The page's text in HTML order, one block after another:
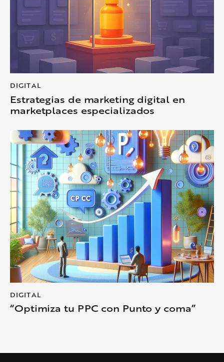
DIGITAL
Estrategias de marketing digital en
marketplaces especializados
DIGITAL
“Optimiza tu PPC con Punto y coma”